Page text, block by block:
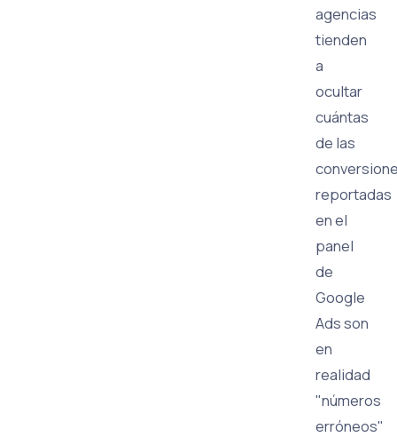
agencias
tienden
a
ocultar
cuántas
de las
reportadas
en el
panel
de
Google
Ads son
en
realidad
"números
erróneos"